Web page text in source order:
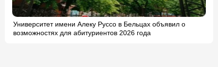
Университет имени Алеку Руссо в Бельцах объявил о
возможностях для абитуриентов 2026 года